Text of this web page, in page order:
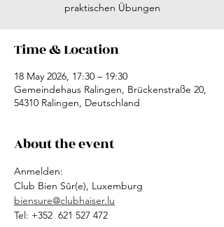
praktischen Übungen
Time & Location
18 May 2026, 17:30 – 19:30
Gemeindehaus Ralingen, Brückenstraße 20,
54310 Ralingen, Deutschland
About the event
Anmelden:
Club Bien Sûr(e), Luxemburg
biensure@clubhaiser.lu
Tel: +352  621 527 472